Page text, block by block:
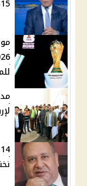
15% بدءًا من يوليو
لإرسال 40
نخنوخ